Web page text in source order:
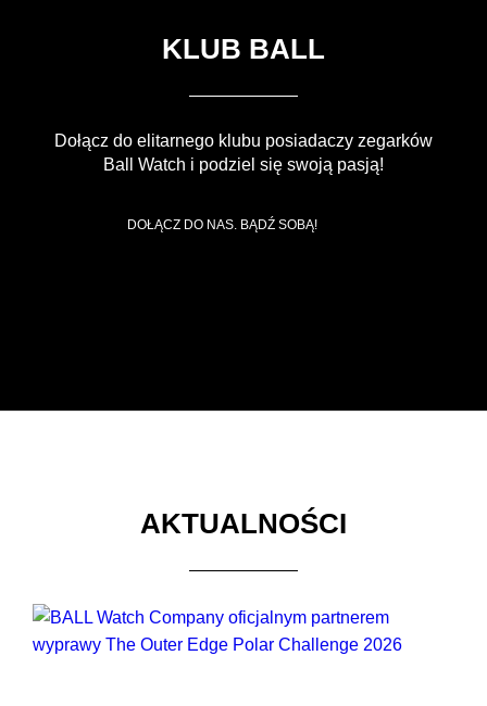
KLUB BALL
Dołącz do elitarnego klubu posiadaczy zegarków
Ball Watch i podziel się swoją pasją!
DOŁĄCZ DO NAS. BĄDŹ SOBĄ!
AKTUALNOŚCI